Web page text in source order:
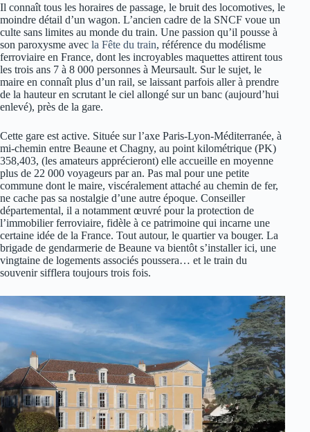
Il connaît tous les horaires de passage, le bruit des locomotives, le
moindre détail d’un wagon. L’ancien cadre de la SNCF voue un
culte sans limites au monde du train. Une passion qu’il pousse à
son paroxysme avec la Fête du train, référence du modélisme
ferroviaire en France, dont les incroyables maquettes attirent tous
les trois ans 7 à 8 000 personnes à Meursault. Sur le sujet, le
maire en connaît plus d’un rail, se laissant parfois aller à prendre
de la hauteur en scrutant le ciel allongé sur un banc (aujourd’hui
enlevé), près de la gare.
Cette gare est active. Située sur l’axe Paris-Lyon-Méditerranée, à
mi-chemin entre Beaune et Chagny, au point kilométrique (PK)
358,403, (les amateurs apprécieront) elle accueille en moyenne
plus de 22 000 voyageurs par an. Pas mal pour une petite
commune dont le maire, viscéralement attaché au chemin de fer,
ne cache pas sa nostalgie d’une autre époque. Conseiller
départemental, il a notamment œuvré pour la protection de
l’immobilier ferroviaire, fidèle à ce patrimoine qui incarne une
certaine idée de la France. Tout autour, le quartier va bouger. La
brigade de gendarmerie de Beaune va bientôt s’installer ici, une
vingtaine de logements associés poussera… et le train du
souvenir sifflera toujours trois fois.